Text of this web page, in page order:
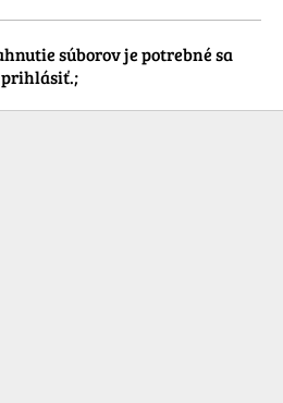
súborov je potrebné sa
prihlásiť.;